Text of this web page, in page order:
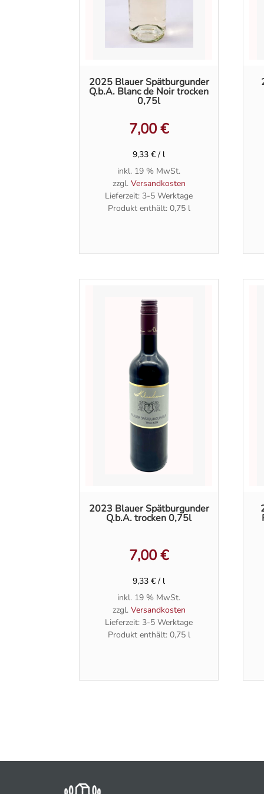
2025 Blauer Spätburgunder
Q.b.A. Blanc de Noir trocken
0,75l
7,00€
9,33€ / l
inkl. 19 % MwSt.
zzgl. Versandkosten
Lieferzeit: 3-5 Werktage
Produkt enthält: 0,75 l
2023 Blauer Spätburgunder
Q.b.A. trocken 0,75l
7,00€
9,33€ / l
inkl. 19 % MwSt.
zzgl. Versandkosten
Lieferzeit: 3-5 Werktage
Produkt enthält: 0,75 l